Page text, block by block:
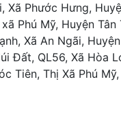
Xã Phước Hưng,
Phú Mỹ, Huyện
Xã An Ngãi,
Đất, QL56, Xã Hòa
Tiên, Thị Xã Phú